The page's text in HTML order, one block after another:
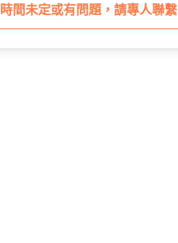
時間未定或有問題，請專人聯繫